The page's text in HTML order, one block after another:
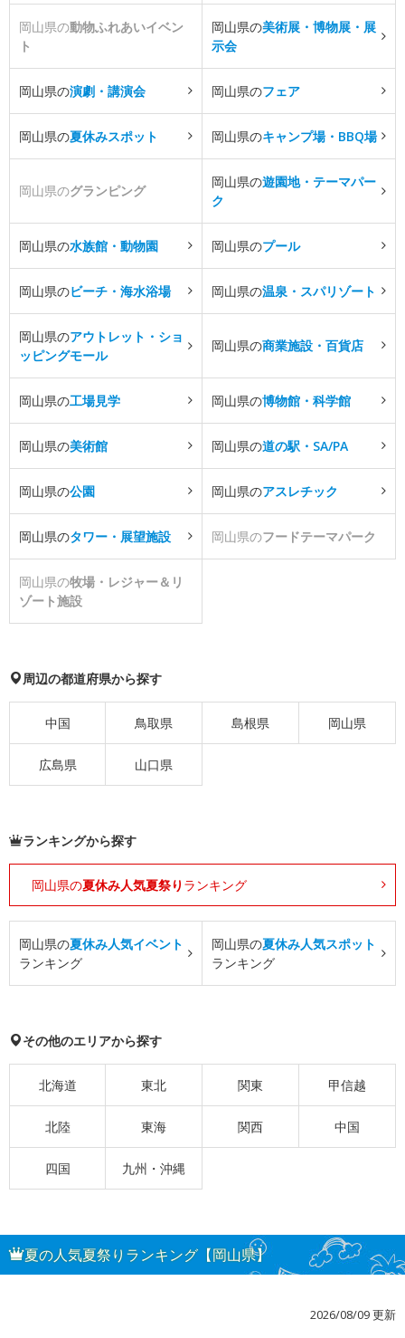
岡山県の動物ふれあいイベン
ト
岡山県の美術展・博物展・展
示会
岡山県の演劇・講演会 岡山県のフェア
岡山県の夏休みスポット 岡山県のキャンプ場・BBQ場
岡山県のグランピング
岡山県の遊園地・テーマパー
ク
岡山県の水族館・動物園 岡山県のプール
岡山県のビーチ・海水浴場 岡山県の温泉・スパリゾート
岡山県のアウトレット・ショ
ッピングモール
岡山県の商業施設・百貨店
岡山県の工場見学 岡山県の博物館・科学館
岡山県の美術館 岡山県の道の駅・SA/PA
岡山県の公園 岡山県のアスレチック
岡山県のタワー・展望施設 岡山県のフードテーマパーク
岡山県の牧場・レジャー＆リ
ゾート施設
周辺の都道府県から探す
中国 鳥取県 島根県 岡山県
広島県 山口県
ランキングから探す
岡山県の夏休み人気夏祭り ランキング
岡山県の夏休み人気イベント
ランキング
岡山県の夏休み人気スポット
ランキング
その他のエリアから探す
北海道 東北 関東 甲信越
北陸 東海 関西 中国
四国 九州・沖縄
夏の人気夏祭りランキング【岡山県】
2026/08/09 更新